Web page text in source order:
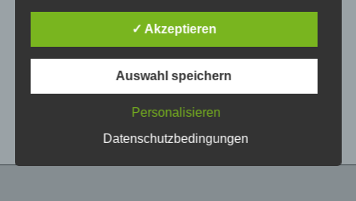
19×8 ET40 5×112
425,00€ *
19×8,5 ET35 5×112
Double Tinted Black
450,00€ *
Bewertet
von
5
Personenbezogene Daten sind alle
identifizierbare natürliche Person (im Folgenden
wird eine natürliche Person angesehen, die
✓ Akzeptieren
Auswahl speichern
Personalisieren
Datenschutzbedingungen